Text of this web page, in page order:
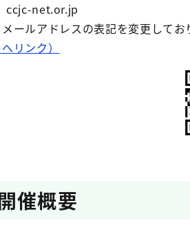
ccjc-net.or.jp
ールアドレスの表記を変更して
リンク）
催概要